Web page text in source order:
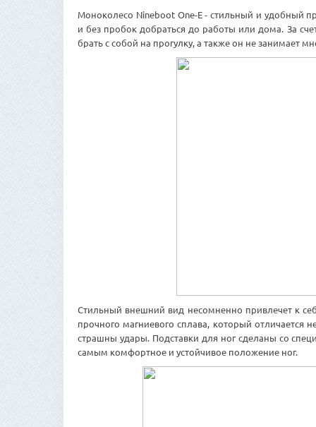
Моноколесо Nineboot One-E - стильный и удобный
и без пробок добраться до работы или дома. За
брать с собой на прогулку, а также он не занимает
Стильный внешний вид несомненно привлечет к
прочного магниевого сплава, который
страшны удары. Подставки для ног сделаны со
самым комфортное и устойчивое положение ног.